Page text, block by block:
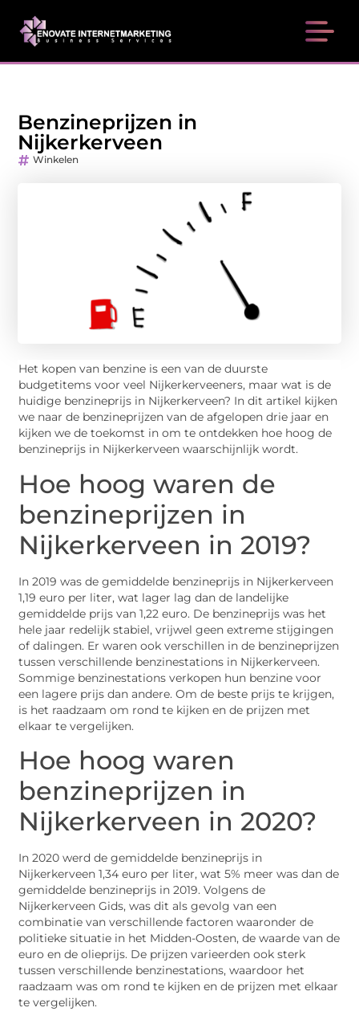
Benzineprijzen in
Nijkerkerveen
Winkelen
Het kopen van benzine is een van de duurste
budgetitems voor veel Nijkerkerveeners, maar wat is de
huidige benzineprijs in Nijkerkerveen? In dit artikel kijken
we naar de benzineprijzen van de afgelopen drie jaar en
kijken we de toekomst in om te ontdekken hoe hoog de
benzineprijs in Nijkerkerveen waarschijnlijk wordt.
Hoe hoog waren de
benzineprijzen in
Nijkerkerveen in 2019?
In 2019 was de gemiddelde benzineprijs in Nijkerkerveen
1,19 euro per liter, wat lager lag dan de landelijke
gemiddelde prijs van 1,22 euro. De benzineprijs was het
hele jaar redelijk stabiel, vrijwel geen extreme stijgingen
of dalingen. Er waren ook verschillen in de benzineprijzen
tussen verschillende benzinestations in Nijkerkerveen.
Sommige benzinestations verkopen hun benzine voor
een lagere prijs dan andere. Om de beste prijs te krijgen,
is het raadzaam om rond te kijken en de prijzen met
elkaar te vergelijken.
Hoe hoog waren
benzineprijzen in
Nijkerkerveen in 2020?
In 2020 werd de gemiddelde benzineprijs in
Nijkerkerveen 1,34 euro per liter, wat 5% meer was dan de
gemiddelde benzineprijs in 2019. Volgens de
Nijkerkerveen Gids, was dit als gevolg van een
combinatie van verschillende factoren waaronder de
politieke situatie in het Midden-Oosten, de waarde van de
euro en de olieprijs. De prijzen varieerden ook sterk
tussen verschillende benzinestations, waardoor het
raadzaam was om rond te kijken en de prijzen met elkaar
te vergelijken.